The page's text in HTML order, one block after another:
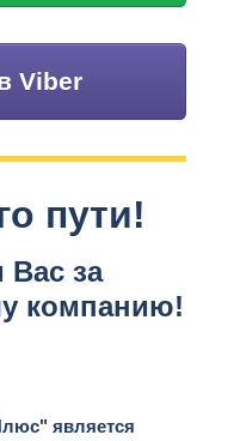
Viber
пути!
Вас за
компанию!
является